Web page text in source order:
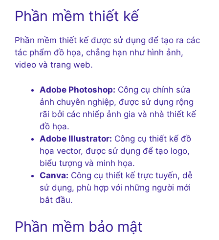
Phần mềm thiết kế
Phần mềm thiết kế được sử dụng để tạo ra các
tác phẩm đồ họa, chẳng hạn như hình ảnh,
video và trang web.
Adobe Photoshop: Công cụ chỉnh sửa
ảnh chuyên nghiệp, được sử dụng rộng
rãi bởi các nhiếp ảnh gia và nhà thiết kế
đồ họa.
Adobe Illustrator: Công cụ thiết kế đồ
họa vector, được sử dụng để tạo logo,
biểu tượng và minh họa.
Canva: Công cụ thiết kế trực tuyến, dễ
sử dụng, phù hợp với những người mới
bắt đầu.
Phần mềm bảo mật